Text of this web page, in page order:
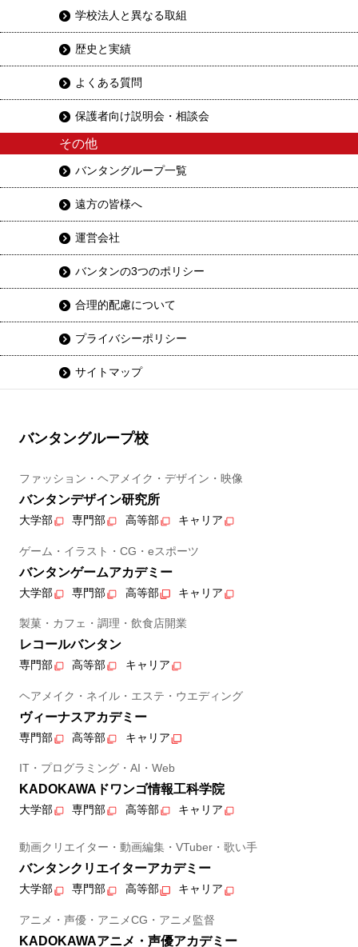
学校法人と異なる取組
歴史と実績
よくある質問
保護者向け説明会・相談会
その他
バンタングループ一覧
遠方の皆様へ
運営会社
バンタンの3つのポリシー
合理的配慮について
プライバシーポリシー
サイトマップ
バンタングループ校
ファッション・ヘアメイク・デザイン・映像
バンタンデザイン研究所
大学部 専門部 高等部 キャリア
ゲーム・イラスト・CG・eスポーツ
バンタンゲームアカデミー
大学部 専門部 高等部 キャリア
製菓・カフェ・調理・飲食店開業
レコールバンタン
専門部 高等部 キャリア
ヘアメイク・ネイル・エステ・ウエディング
ヴィーナスアカデミー
専門部 高等部 キャリア
IT・プログラミング・AI・Web
KADOKAWAドワンゴ情報工科学院
大学部 専門部 高等部 キャリア
動画クリエイター・動画編集・VTuber・歌い手
バンタンクリエイターアカデミー
大学部 専門部 高等部 キャリア
アニメ・声優・アニメCG・アニメ監督
KADOKAWAアニメ・声優アカデミー